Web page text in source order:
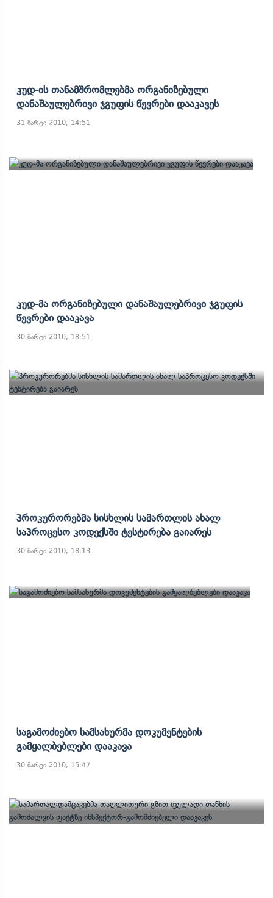
Კუდ-Ის Თანამშრომლებმა Ორგანიზებული
Დანაშაულებრივი Ჯგუფის Წევრები Დააკავეს
31 მარტი 2010, 14:51
Კუდ-Მა Ორგანიზებული Დანაშაულებრივი Ჯგუფის
Წევრები Დააკავა
30 მარტი 2010, 18:51
Პროკურორებმა Სისხლის Სამართლის Ახალ
Საპროცესო Კოდექსში Ტესტირება Გაიარეს
30 მარტი 2010, 18:13
Საგამოძიებო Სამსახურმა Დოკუმენტების
Გამყალბებლები Დააკავა
30 მარტი 2010, 15:47